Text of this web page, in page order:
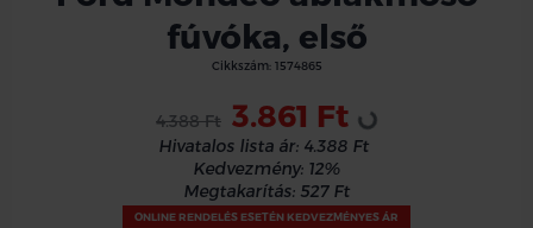
fúvóka, első
Cikkszám: 1574865
4.388 Ft 3.861 Ft Loading...
Hivatalos lista ár: 4.388 Ft
Kedvezmény: 12%
Megtakarítás: 527 Ft
ONLINE RENDELÉS ESETÉN KEDVEZMÉNYES ÁR